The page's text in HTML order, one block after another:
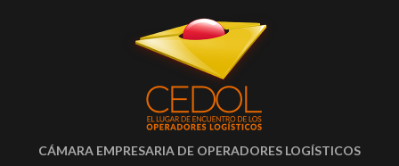
CÁMARA EMPRESARIA DE OPERADORES LOGÍSTICOS